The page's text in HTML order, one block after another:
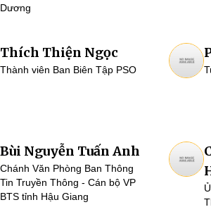
Dương
Thích Thiện Ngọc
Thành viên Ban Biên Tập PSO
Bùi Nguyễn Tuấn Anh
Chánh Văn Phòng Ban Thông
Tin Truyền Thông - Cán bộ VP
BTS tỉnh Hậu Giang